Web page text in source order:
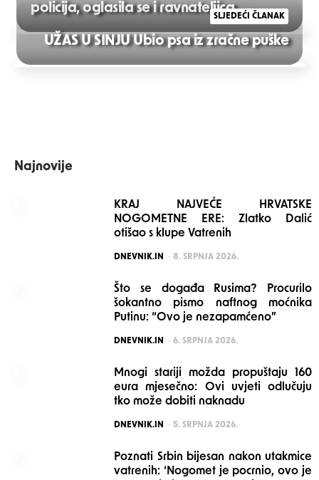
Post
navigation
policija, oglasila se i ravnateljica
SLJEDEĆI ČLANAK
UŽAS U SINJU Ubio psa iz zračne puške
Najnovije
KRAJ NAJVEĆE HRVATSKE
NOGOMETNE ERE: Zlatko Dalić
otišao s klupe Vatrenih
POSTED
DNEVNIK.IN 8. SRPNJA 2026.
Što se događa Rusima? Procurilo
šokantno pismo naftnog moćnika
Putinu: “Ovo je nezapamćeno”
POSTED
DNEVNIK.IN 6. SRPNJA 2026.
Mnogi stariji možda propuštaju 160
eura mjesečno: Ovi uvjeti odlučuju
tko može dobiti naknadu
POSTED
DNEVNIK.IN 5. SRPNJA 2026.
Poznati Srbin bijesan nakon utakmice
vatrenih: ‘Nogomet je pocrnio, ovo je